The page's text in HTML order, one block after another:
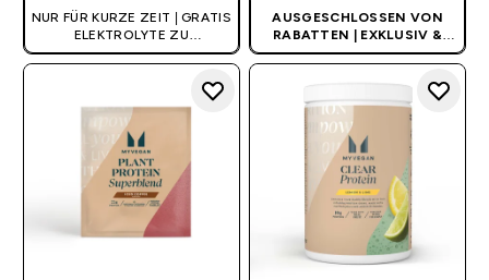
NUR FÜR KURZE ZEIT | GRATIS
ELEKTROLYTE ZU
AUSGEWÄHLTEM
KOLLAGENPROTEIN
AUSGESCHLOSSEN VON
RABATTEN | EXKLUSIV &
LIMITIERT